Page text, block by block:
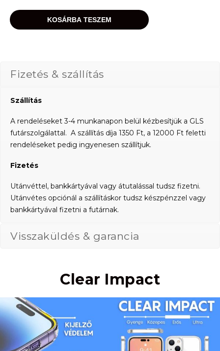
KOSÁRBA TESZEM
Fizetés & szállítás
Szállítás
A rendeléseket 3-4 munkanapon belül kézbesítjük a GLS
futárszolgálattal. A szállítás díja 1350 Ft, a 12000 Ft feletti
rendeléseket pedig ingyenesen szállítjuk.
Fizetés
Utánvéttel, bankkártyával vagy átutalással tudsz fizetni.
Utánvétes opciónál a szállításkor tudsz készpénzzel vagy
bankkártyával fizetni a futárnak.
Visszaküldés & garancia
Clear Impact